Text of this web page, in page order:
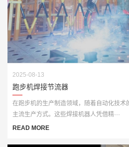
2025-08-13
跑步机焊接节流器
在跑步机的生产制造领域，随着自动化技术
主流生产方式。这些焊接机器人凭借精···
READ MORE